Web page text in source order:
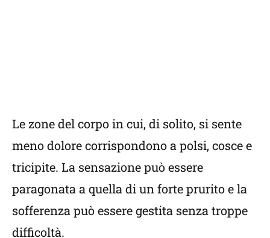
Le zone del corpo in cui, di solito, si sente
meno dolore corrispondono a polsi, cosce e
tricipite. La sensazione può essere
paragonata a quella di un forte prurito e la
sofferenza può essere gestita senza troppe
difficoltà.